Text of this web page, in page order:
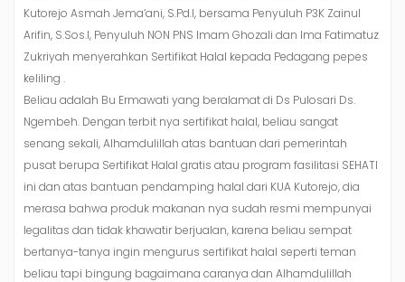
Kutorejo Asmah Jema’ani, S.Pd.I, bersama Penyuluh P3K Zainul
Arifin, S.Sos.I, Penyuluh NON PNS Imam Ghozali dan Ima Fatimatuz
Zukriyah menyerahkan Sertifikat Halal kepada Pedagang pepes
keliling .
Beliau adalah Bu Ermawati yang beralamat di Ds Pulosari Ds.
Ngembeh. Dengan terbit nya sertifikat halal, beliau sangat
senang sekali, Alhamdulillah atas bantuan dari pemerintah
pusat berupa Sertifikat Halal gratis atau program fasilitasi SEHATI
ini dan atas bantuan pendamping halal dari KUA Kutorejo, dia
merasa bahwa produk makanan nya sudah resmi mempunyai
legalitas dan tidak khawatir berjualan, karena beliau sempat
bertanya-tanya ingin mengurus sertifikat halal seperti teman
beliau tapi bingung bagaimana caranya dan Alhamdulillah